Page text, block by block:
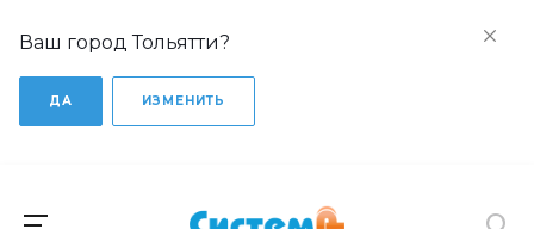
Ваш город Тольятти?
ДА ИЗМЕНИТЬ